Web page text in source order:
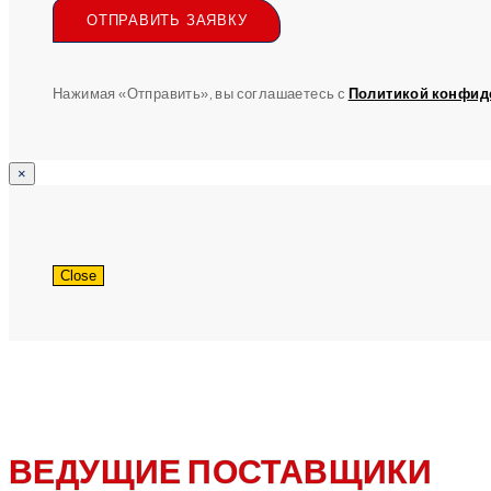
ОТПРАВИТЬ ЗАЯВКУ
Нажимая «Отправить», вы соглашаетесь с Политикой
×
Close
ВЕДУЩИЕ ПОСТАВЩИКИ